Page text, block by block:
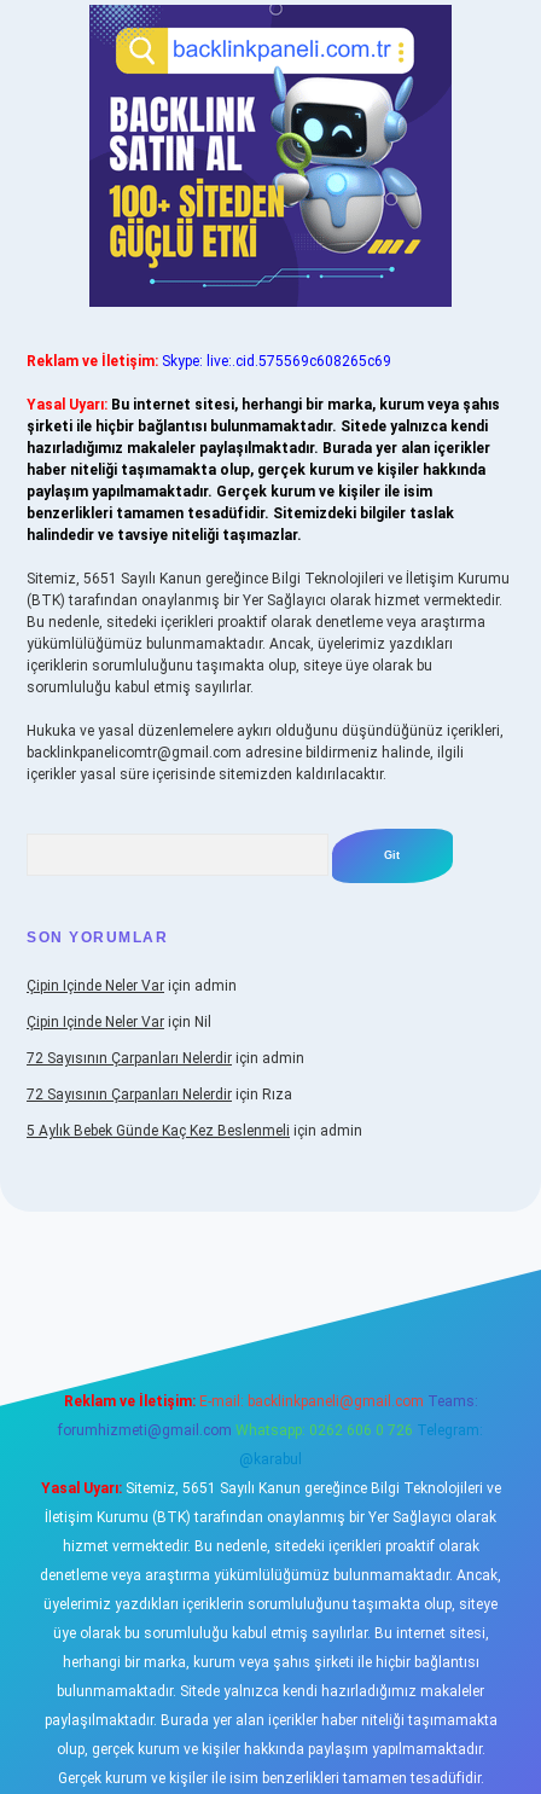
Reklam ve İletişim: Skype: live:.cid.575569c608265c69
Yasal Uyarı: Bu internet sitesi, herhangi bir marka, kurum veya şahıs
şirketi ile hiçbir bağlantısı bulunmamaktadır. Sitede yalnızca kendi
hazırladığımız makaleler paylaşılmaktadır. Burada yer alan içerikler
haber niteliği taşımamakta olup, gerçek kurum ve kişiler hakkında
paylaşım yapılmamaktadır. Gerçek kurum ve kişiler ile isim
benzerlikleri tamamen tesadüfidir. Sitemizdeki bilgiler taslak
halindedir ve tavsiye niteliği taşımazlar.
Sitemiz, 5651 Sayılı Kanun gereğince Bilgi Teknolojileri ve İletişim Kurumu
(BTK) tarafından onaylanmış bir Yer Sağlayıcı olarak hizmet vermektedir.
Bu nedenle, sitedeki içerikleri proaktif olarak denetleme veya araştırma
yükümlülüğümüz bulunmamaktadır. Ancak, üyelerimiz yazdıkları
içeriklerin sorumluluğunu taşımakta olup, siteye üye olarak bu
sorumluluğu kabul etmiş sayılırlar.
Hukuka ve yasal düzenlemelere aykırı olduğunu düşündüğünüz içerikleri,
backlinkpanelicomtr@gmail.com adresine bildirmeniz halinde, ilgili
içerikler yasal süre içerisinde sitemizden kaldırılacaktır.
SON YORUMLAR
Çipin Içinde Neler Var için admin
Çipin Içinde Neler Var için Nil
72 Sayısının Çarpanları Nelerdir için admin
72 Sayısının Çarpanları Nelerdir için Rıza
5 Aylık Bebek Günde Kaç Kez Beslenmeli için admin
Reklam ve İletişim: E-mail: backlinkpaneli@gmail.com Teams:
forumhizmeti@gmail.com Whatsapp: 0262 606 0 726 Telegram:
@karabul
Yasal Uyarı:Sitemiz, 5651 Sayılı Kanun gereğince Bilgi Teknolojileri ve
İletişim Kurumu (BTK) tarafından onaylanmış bir Yer Sağlayıcı olarak
hizmet vermektedir. Bu nedenle, sitedeki içerikleri proaktif olarak
denetleme veya araştırma yükümlülüğümüz bulunmamaktadır. Ancak,
üyelerimiz yazdıkları içeriklerin sorumluluğunu taşımakta olup, siteye
üye olarak bu sorumluluğu kabul etmiş sayılırlar. Bu internet sitesi,
herhangi bir marka, kurum veya şahıs şirketi ile hiçbir bağlantısı
bulunmamaktadır. Sitede yalnızca kendi hazırladığımız makaleler
paylaşılmaktadır. Burada yer alan içerikler haber niteliği taşımamakta
olup, gerçek kurum ve kişiler hakkında paylaşım yapılmamaktadır.
Gerçek kurum ve kişiler ile isim benzerlikleri tamamen tesadüfidir.